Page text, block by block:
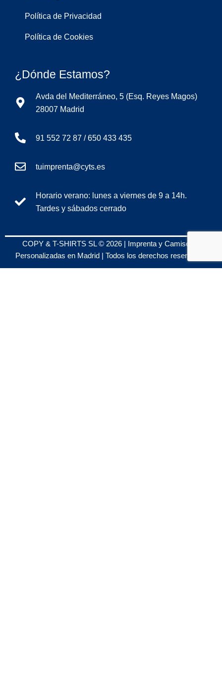
Política de Privacidad
Política de Cookies
¿Dónde Estamos?
Avda del Mediterráneo, 5 (Esq. Reyes Magos)
28007 Madrid
91 552 72 87 / 650 433 435
tuimprenta@cyts.es
Horario verano: lunes a viernes de 9 a 14h.
Tardes y sábados cerrado
COPY & T-SHIRTS SL © 2026 | Imprenta y Camisetas
Personalizadas en Madrid | Todos los derechos reservados